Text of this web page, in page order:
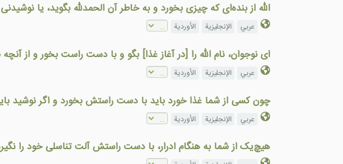
الله از بنده‌اى كه چیزی بخورد و به خاطر آن الحمدلله بگويد، يا
عربي الإنجليزية الأوردية
ای نوجوان، نام الله را [در آغاز غذا] بگو و با دست راست بخور و از
عربي الإنجليزية الأوردية
چون کسی از شما غذا خورد باید با دست راستش بخورد و اگر
عربي الإنجليزية الأوردية
هیچ‌یک از شما به هنگام ادرار، با دست راستش آلت تناسلی خود را